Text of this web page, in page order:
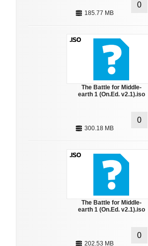
185.77 MB
0
.ISO
The Battle for Middle-
earth 1 (On.Ed. v2.1).iso
300.18 MB
0
.ISO
The Battle for Middle-
earth 1 (On.Ed. v2.1).iso
202.53 MB
0